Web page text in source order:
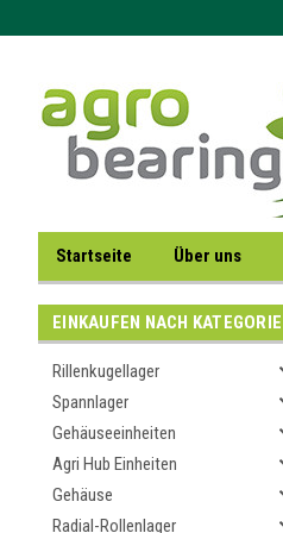
Startseite Über uns
EINKAUFEN NACH KATEGORIE
Rillenkugellager
Spannlager
Gehäuseeinheiten
Agri Hub Einheiten
Gehäuse
Radial-Rollenlager